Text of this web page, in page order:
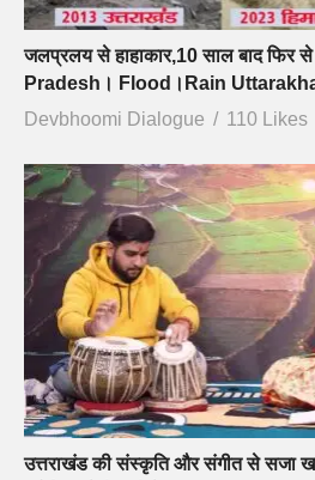
जलप्रलय से हाहाकार,10 साल बाद फिर
Pradesh। Flood।Rain
Devbhoomi Dialogue
110 Likes
उत्तराखंड की संस्कृति और संगीत से सजा